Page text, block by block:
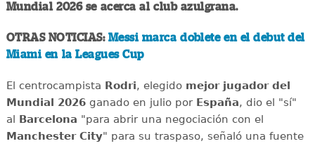
Mundial 2026 se acerca al club azulgrana.
OTRAS NOTICIAS: Messi marca doblete en el debut del
Miami en la Leagues Cup
El centrocampista Rodri, elegido mejor jugador del
Mundial 2026ganado en julio por España, dio el "sí"
al
Barcelona "para abrir una negociación con el
Manchester City" para su traspaso, señaló una fuente